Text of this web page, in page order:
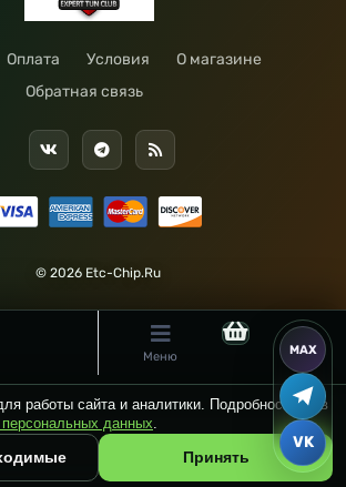
Оплата Условия
О магазине
Обратная связь
© 2026 Etc-Chip.Ru
Меню
работы сайта и аналитики. Подробности — в
персональных данных.
Принять